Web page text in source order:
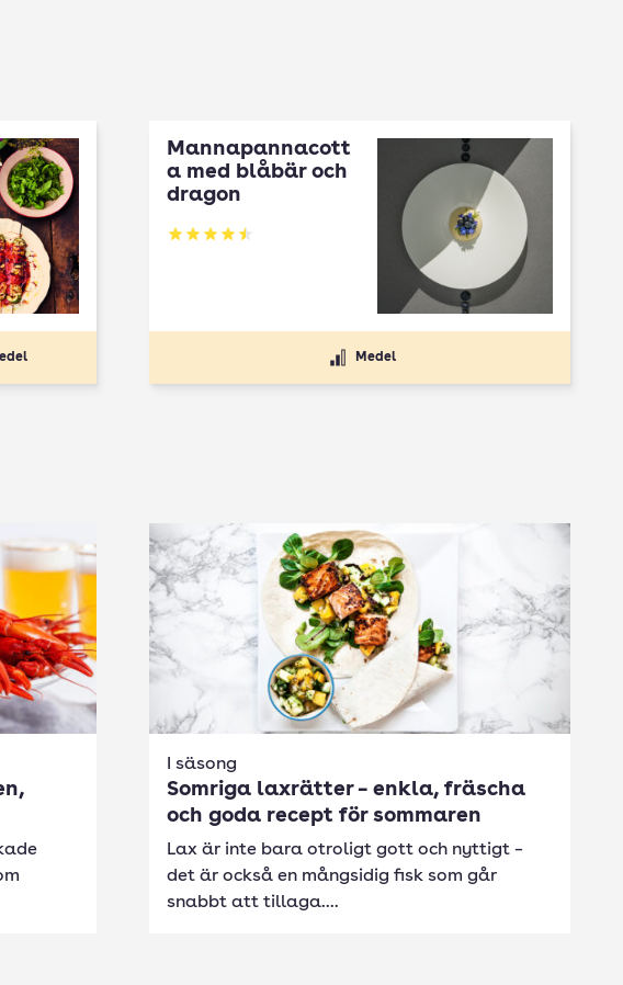
Mannapannacott
a med blåbär och
dragon
Betyg: 4.5 av 5
Medel
I säsong
Somriga laxrätter – enkla, fräscha
och goda recept för sommaren
Lax är inte bara otroligt gott och nyttigt –
det är också en mångsidig fisk som går
snabbt att tillaga....